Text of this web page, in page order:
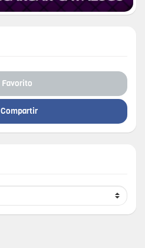
Favorito
Compartir